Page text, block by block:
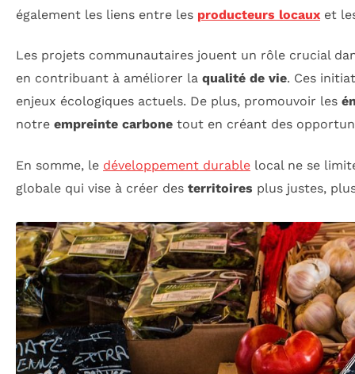
également les liens entre les producteurs locaux et
Les projets communautaires jouent un rôle crucial
en contribuant à améliorer la qualité de vie. Ces
enjeux écologiques actuels. De plus, promouvoir les
notre empreinte carbone tout en créant des
En somme, le développement durable local ne se
globale qui vise à créer des territoires plus justes,